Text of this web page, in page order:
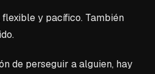
y pacífico. También
de perseguir a alguien, hay